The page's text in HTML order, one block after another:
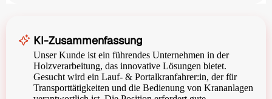
KI-Zusammenfassung
Unser Kunde ist ein führendes Unternehmen in der
Holzverarbeitung, das innovative Lösungen bietet.
Gesucht wird ein Lauf- & Portalkranfahrer:in, der für
Transporttätigkeiten und die Bedienung von Krananlagen